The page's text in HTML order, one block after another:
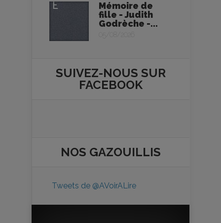
Mémoire de
fille - Judith
Godrèche -...
05/08/2026
SUIVEZ-NOUS SUR
FACEBOOK
NOS GAZOUILLIS
Tweets de @AVoirALire